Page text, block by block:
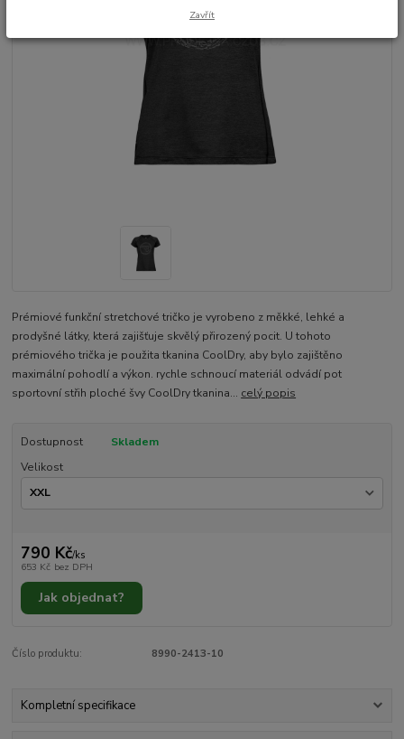
Prémiové funkční stretchové tričko je vyrobeno z měkké, lehké a
prodyšné látky, která zajišťuje skvělý přirozený pocit. U tohoto
prémiového trička je použita tkanina CoolDry, aby bylo zajištěno
maximální pohodlí a výkon. rychle schnoucí materiál odvádí pot
sportovní střih ploché švy CoolDry tkanina... celý popis
Dostupnost
Skladem
Velikost
790 Kč/ks
653 Kč bez DPH
Jak objednat?
Číslo produktu: 8990-2413-10
Kompletní specifikace
Zavřít